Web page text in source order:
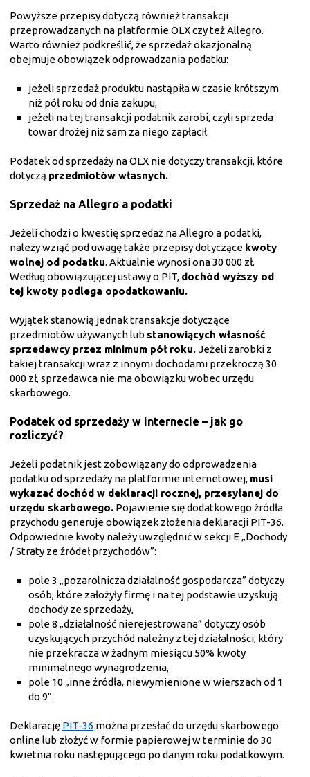
Powyższe przepisy dotyczą również transakcji
przeprowadzanych na platformie OLX czy też Allegro.
Warto również podkreślić, że sprzedaż okazjonalną
obejmuje obowiązek odprowadzania podatku:
jeżeli sprzedaż produktu nastąpiła w czasie krótszym
niż pół roku od dnia zakupu;
jeżeli na tej transakcji podatnik zarobi, czyli sprzeda
towar drożej niż sam za niego zapłacił.
Podatek od sprzedaży na OLX nie dotyczy transakcji, które
dotyczą przedmiotów własnych.
Sprzedaż na Allegro a podatki
Jeżeli chodzi o kwestię sprzedaż na Allegro a podatki,
należy wziąć pod uwagę także przepisy dotyczące kwoty
wolnej od podatku. Aktualnie wynosi ona 30 000 zł.
Według obowiązującej ustawy o PIT, dochód wyższy od
tej kwoty podlega opodatkowaniu.
Wyjątek stanowią jednak transakcje dotyczące
przedmiotów używanych lub stanowiących własność
sprzedawcy przez minimum pół roku. Jeżeli zarobki z
takiej transakcji wraz z innymi dochodami przekroczą 30
000 zł, sprzedawca nie ma obowiązku wobec urzędu
skarbowego.
Podatek od sprzedaży w internecie – jak go
rozliczyć?
Jeżeli podatnik jest zobowiązany do odprowadzenia
podatku od sprzedaży na platformie internetowej, musi
wykazać dochód w deklaracji rocznej, przesyłanej do
urzędu skarbowego. Pojawienie się dodatkowego źródła
przychodu generuje obowiązek złożenia deklaracji PIT-36.
Odpowiednie kwoty należy uwzględnić w sekcji E „Dochody
/ Straty ze źródeł przychodów”:
pole 3 „pozarolnicza działalność gospodarcza” dotyczy
osób, które założyły firmę i na tej podstawie uzyskują
dochody ze sprzedaży,
pole 8 „działalność nierejestrowana” dotyczy osób
uzyskujących przychód należny z tej działalności, który
nie przekracza w żadnym miesiącu 50% kwoty
minimalnego wynagrodzenia,
pole 10 „inne źródła, niewymienione w wierszach od 1
do 9”.
Deklarację PIT-36 można przesłać do urzędu skarbowego
online lub złożyć w formie papierowej w terminie do 30
kwietnia roku następującego po danym roku podatkowym.